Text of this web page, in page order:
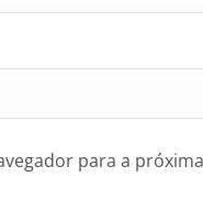
para a